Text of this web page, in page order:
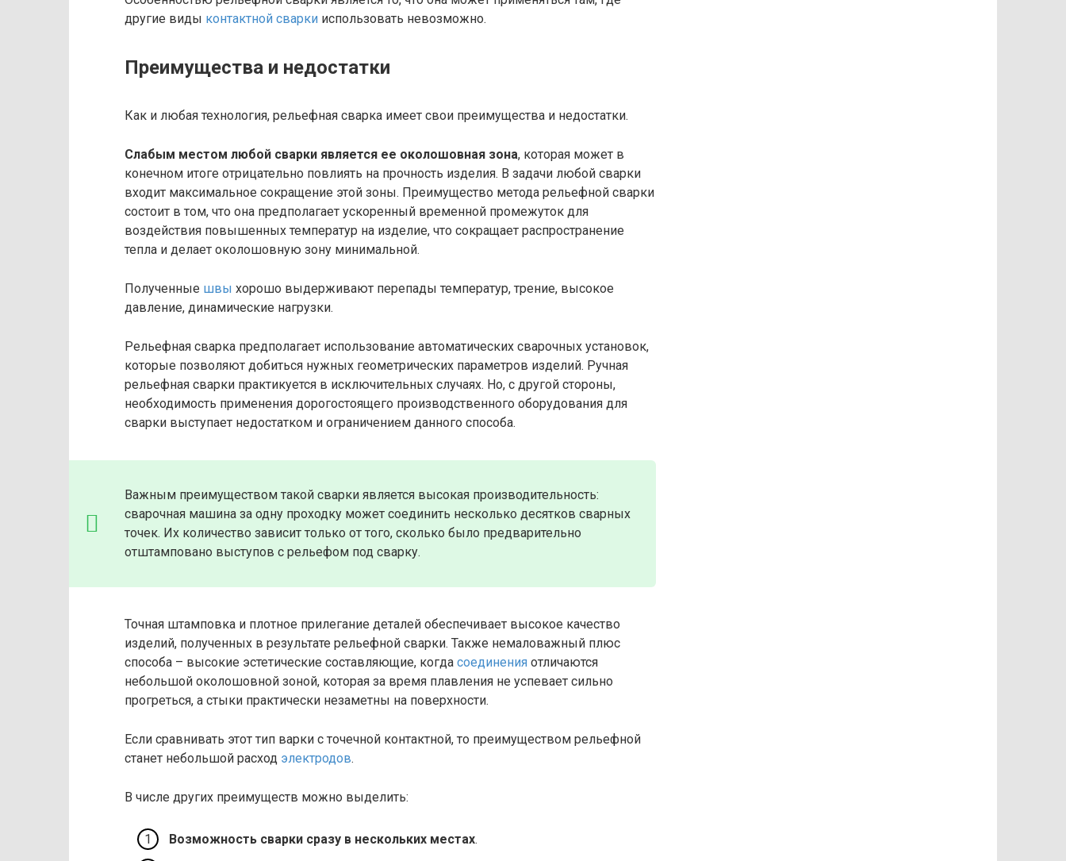
другие виды контактной сварки использовать невозможно.
Преимущества и недостатки
Как и любая технология, рельефная сварка имеет свои преимущества и недостатки.
Слабым местом любой сварки является ее околошовная зона, которая может в
конечном итоге отрицательно повлиять на прочность изделия. В задачи любой сварки
входит максимальное сокращение этой зоны. Преимущество метода рельефной сварки
состоит в том, что она предполагает ускоренный временной промежуток для
воздействия повышенных температур на изделие, что сокращает распространение
тепла и делает околошовную зону минимальной.
Полученные швы хорошо выдерживают перепады температур, трение, высокое
давление, динамические нагрузки.
Рельефная сварка предполагает использование автоматических сварочных установок,
которые позволяют добиться нужных геометрических параметров изделий. Ручная
рельефная сварки практикуется в исключительных случаях. Но, с другой стороны,
необходимость применения дорогостоящего производственного оборудования для
сварки выступает недостатком и ограничением данного способа.
Важным преимуществом такой сварки является высокая производительность:
сварочная машина за одну проходку может соединить несколько десятков сварных
точек. Их количество зависит только от того, сколько было предварительно
отштамповано выступов с рельефом под сварку.
Точная штамповка и плотное прилегание деталей обеспечивает высокое качество
изделий, полученных в результате рельефной сварки. Также немаловажный плюс
способа – высокие эстетические составляющие, когда соединения отличаются
небольшой околошовной зоной, которая за время плавления не успевает сильно
прогреться, а стыки практически незаметны на поверхности.
Если сравнивать этот тип варки с точечной контактной, то преимуществом рельефной
станет небольшой расход электродов.
В числе других преимуществ можно выделить:
Возможность сварки сразу в нескольких местах.